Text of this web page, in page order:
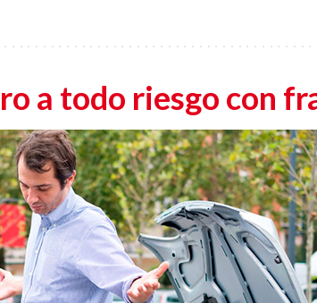
a todo riesgo con